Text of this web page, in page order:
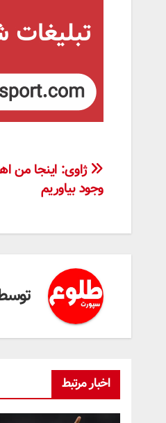
راهبری
نوشته
ژاوی: اینجا من
وجود بیاوریم
اخبار مرتبط